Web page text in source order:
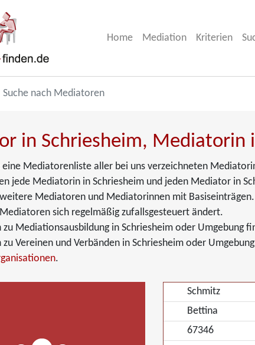
Home Mediation Kriterien
Suche nach Mediatoren
in Schriesheim, Mediatorin
eine Mediatorenliste aller bei uns verzeichneten
jede Mediatorin in Schriesheim und jeden Mediator in
Mediatoren und Mediatorinnen mit
sich regelmäßig zufallsgesteuert ändert.
Mediationsausbildung in Schriesheim oder Umgebung
Vereinen und Verbänden in Schriesheim oder
.
Schmitz
Bettina
67346